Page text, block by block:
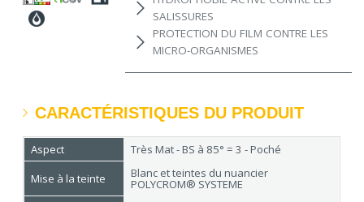
SALISSURES
PROTECTION DU FILM CONTRE LES
MICRO-ORGANISMES
CARACTÉRISTIQUES DU PRODUIT
Aspect
Très Mat - BS à 85° = 3 - Poché
Mise à la teinte
Blanc et teintes du nuancier
POLYCROM® SYSTEME